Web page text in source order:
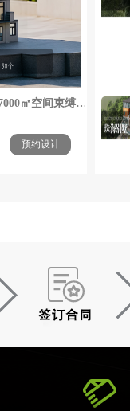
【机电案例】清远别墅--打破7000㎡空间束缚，造就中式奢华别墅的从容之境
预约设计